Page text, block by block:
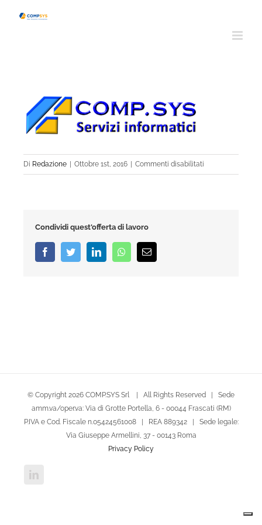
Di Redazione Ottobre 1st, 2016 Commenti disabilitati
logo-
Condividi quest'offerta di lavoro
FacebookTwitterLinkedInWhatsappEmail
© Copyright 2026 COMP.SYS Srl | All Rights Reserved | Sede
amm.va/oper.va: Via di Grotte Portella, 6 - 00044 Frascati (RM)
P.IVA e Cod. Fiscale n.05424561008 | REA 889342 | Sede legale:
Via Giuseppe Armellini, 37 - 00143 Roma
Privacy Policy
LinkedIn